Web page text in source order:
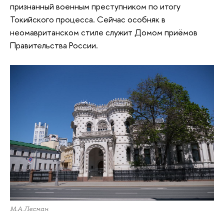
признанный военным преступником по итогу
Токийского процесса. Сейчас особняк в
неомавританском стиле служит Домом приёмов
Правительства России.
М.А.Лесман